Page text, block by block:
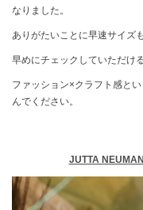
なりました。
ありがたいことに早速サイズ
早めにチェックしていただけ
ファッション×クラフト感と
んでください。
JUTTA